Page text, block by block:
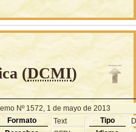
(DCMI)
Nº 1572, 1 de mayo de 2013
Formato Text Tipo